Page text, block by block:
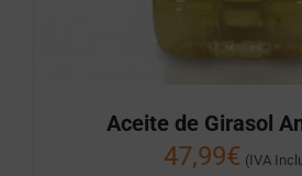
Aceite de Girasol
47,99€ (IVA